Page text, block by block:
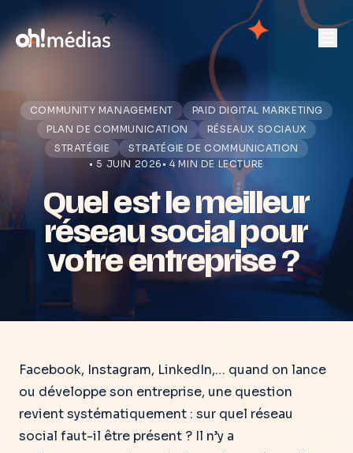
COMMUNITY MANAGEMENT
PAID DIGITAL MARKETING
PLAN DE COMMUNICATION
RÉSEAUX SOCIAUX
STRATÉGIE
STRATÉGIE DE COMMUNICATION
• 5 JUIN 2026 • 4 MIN DE LECTURE
Quel est le meilleur
réseau social pour
votre entreprise ?
Facebook, Instagram, LinkedIn,… quand on lance
ou développe son entreprise, une question
revient systématiquement : sur quel réseau
social faut-il être présent ? Il n’y a